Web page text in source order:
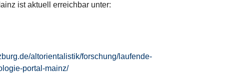
ist aktuell erreichbar unter:
altorientalistik/forschung/laufende-
portal-mainz/